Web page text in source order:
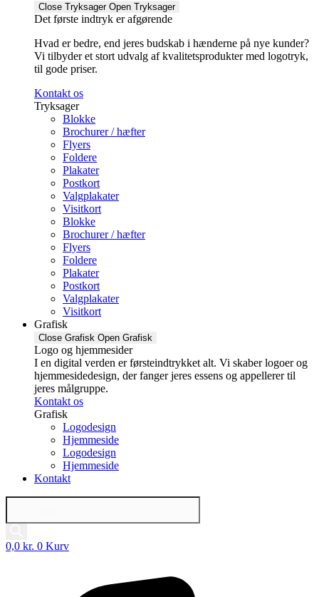
Close Tryksager Open Tryksager
Det første indtryk er afgørende
Hvad er bedre, end jeres budskab i hænderne på nye kunder?
Vi tilbyder et stort udvalg af kvalitetsprodukter med logotryk,
til gode priser.
Kontakt os
Tryksager
Blokke
Brochurer / hæfter
Flyers
Foldere
Plakater
Postkort
Valgplakater
Visitkort
Blokke
Brochurer / hæfter
Flyers
Foldere
Plakater
Postkort
Valgplakater
Visitkort
Grafisk
Close Grafisk Open Grafisk
Logo og hjemmesider
I en digital verden er førsteindtrykket alt. Vi skaber logoer og
hjemmesidedesign, der fanger jeres essens og appellerer til
jeres målgruppe.
Kontakt os
Grafisk
Logodesign
Hjemmeside
Logodesign
Hjemmeside
Kontakt
Products
0,0 kr. 0 Kurv